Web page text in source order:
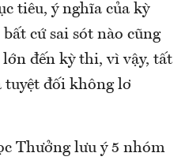
tiêu, ý nghĩa của kỳ
cứ sai sót nào cũng
đến kỳ thi, vì vậy, tất
tuyệt đối không lơ
Thưởng lưu ý 5 nhóm